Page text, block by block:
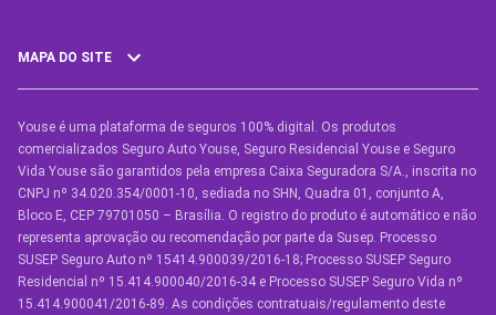
MAPA DO SITE
SEGUROS
Seguro Auto
Seguro Auto para Terceiros
Seguro por Marcas de Carro
Seguro Residencial
Youse é uma plataforma de seguros 100% digital. Os produtos
comercializados Seguro Auto Youse, Seguro Residencial Youse e Seguro
Vida Youse são garantidos pela empresa Caixa Seguradora S/A., inscrita no
CNPJ nº 34.020.354/0001-10, sediada no SHN, Quadra 01, conjunto A,
Bloco E, CEP 79701050 – Brasília. O registro do produto é automático e não
representa aprovação ou recomendação por parte da Susep. Processo
SUSEP Seguro Auto nº 15414.900039/2016-18; Processo SUSEP Seguro
Residencial nº 15.414.900040/2016-34 e Processo SUSEP Seguro Vida nº
15.414.900041/2016-89. As condições contratuais/regulamento deste